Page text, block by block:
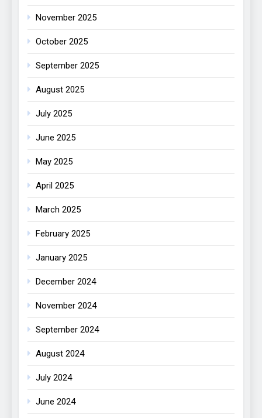
November 2025
October 2025
September 2025
August 2025
July 2025
June 2025
May 2025
April 2025
March 2025
February 2025
January 2025
December 2024
November 2024
September 2024
August 2024
July 2024
June 2024